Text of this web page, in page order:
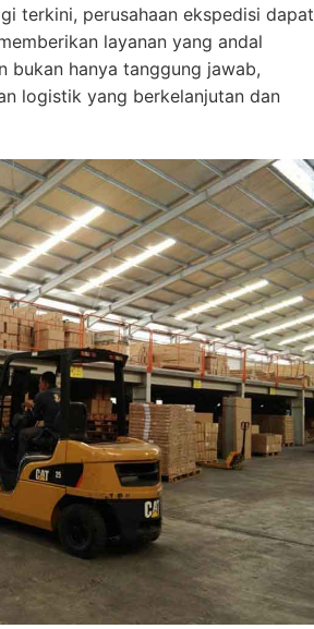
terkini, perusahaan ekspedisi dapat
layanan yang andal
bukan hanya tanggung jawab,
logistik yang berkelanjutan dan